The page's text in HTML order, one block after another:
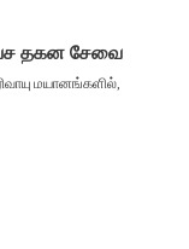
தகன சேவை
மயானங்களில்,